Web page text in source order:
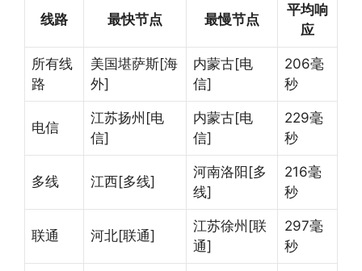
线路 最快节点 最慢节点
平均响
应
所有线
路
美国堪萨斯[海
外]
内蒙古[电
信]
206毫
秒
电信
江苏扬州[电
信]
内蒙古[电
信]
229毫
秒
多线 江西[多线]
河南洛阳[多
线]
216毫
秒
联通 河北[联通]
江苏徐州[联
通]
297毫
秒